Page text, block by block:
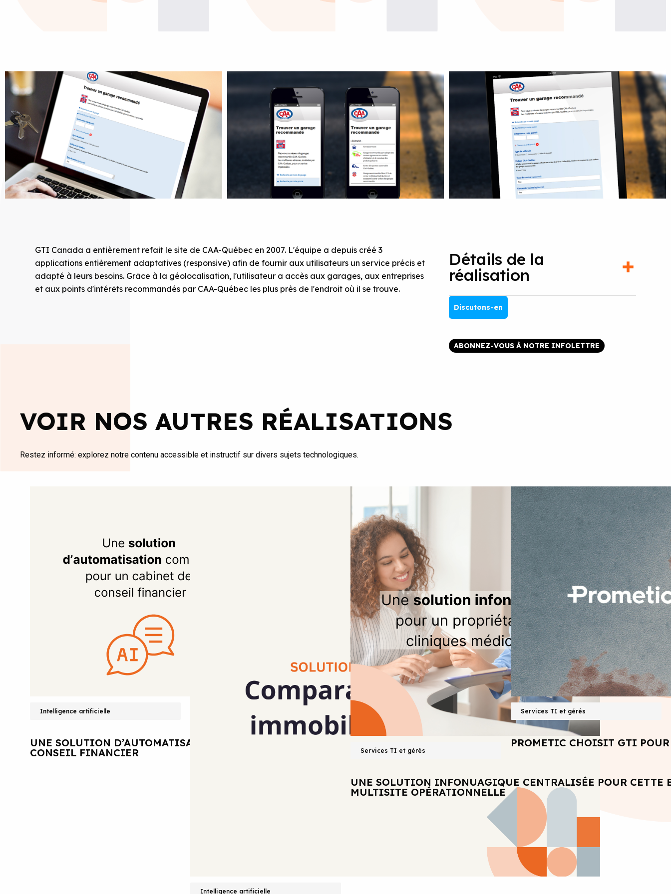
GTI Canada a entièrement refait le site de CAA-Québec en 2007. L'équipe a depuis créé 3
applications entièrement adaptatives (responsive) afin de fournir aux utilisateurs un service précis et
adapté à leurs besoins. Grâce à la géolocalisation, l'utilisateur a accès aux garages, aux entreprises
et aux points d'intérêts recommandés par CAA-Québec les plus près de l'endroit où il se trouve.
Détails de la
réalisation
Discutons-en
ABONNEZ-VOUS À NOTRE INFOLETTRE
VOIR NOS AUTRES RÉALISATIONS
Restez informé: explorez notre contenu accessible et instructif sur divers sujets technologiques.
Intelligence artificielle
UNE SOLUTION D’AUTOMATISATION COMPLÈTE POUR UN CABINET DE
CONSEIL FINANCIER
Intelligence artificielle
Services TI et gérés
UNE SOLUTION INFONUAGIQUE CENTRALISÉE POUR CETTE
MULTISITE OPÉRATIONNELLE
Services TI et gérés
PROMETIC CHOISIT GTI